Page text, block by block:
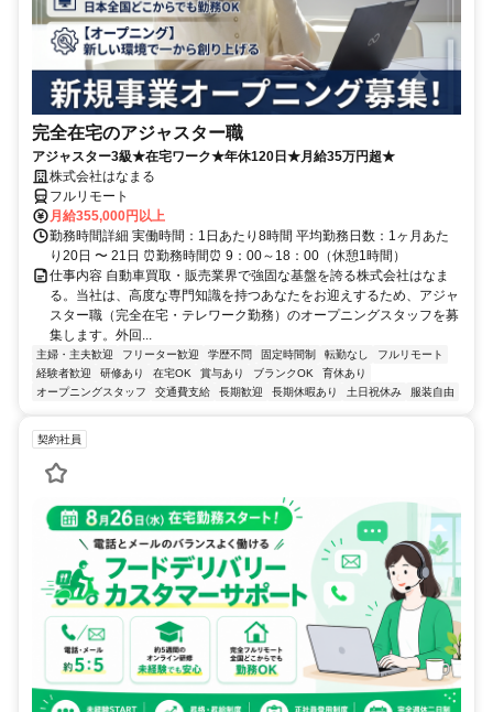
完全在宅のアジャスター職
アジャスター3級★在宅ワーク★年休120日★月給35万円超★
株式会社はなまる
フルリモート
月給355,000円以上
勤務時間詳細 実働時間：1日あたり8時間 平均勤務日数：1ヶ月あた
り20日 〜 21日 ⏰勤務時間⏰ 9：00～18：00（休憩1時間）
仕事内容 自動車買取・販売業界で強固な基盤を誇る株式会社はなま
る。当社は、高度な専門知識を持つあなたをお迎えするため、アジャ
スター職（完全在宅・テレワーク勤務）のオープニングスタッフを募
集します。外回...
主婦・主夫歓迎 フリーター歓迎 学歴不問 固定時間制 転勤なし
フルリモート
経験者歓迎
研修あり 在宅OK 賞与あり ブランクOK
育休あり
オープニングスタッフ
交通費支給 長期歓迎 長期休暇あり 土日祝休み 服装自由
契約社員